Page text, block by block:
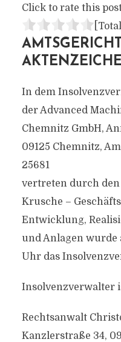
Click to rate this
In dem
der Advanced
Chemnitz GmbH,
09125 Chemnitz,
25681
vertreten durch
Krusche –
Entwicklung,
und Anlagen wurde
Uhr das
Insolvenzverwalter
Rechtsanwalt
Kanzlerstraße 34,